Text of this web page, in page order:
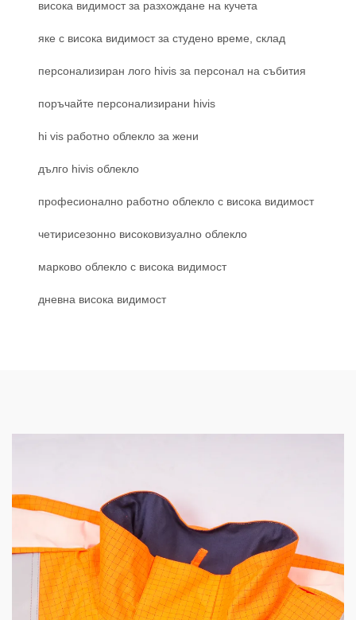
висока видимост за разхождане на кучета
яке с висока видимост за студено време, склад
персонализиран лого hivis за персонал на събития
поръчайте персонализирани hivis
hi vis работно облекло за жени
дълго hivis облекло
професионално работно облекло с висока видимост
четирисезонно високовизуално облекло
марково облекло с висока видимост
дневна висока видимост